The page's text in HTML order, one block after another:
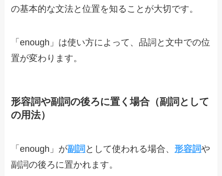
の基本的な文法と位置を知ることが大切です。
「enough」は使い方によって、品詞と文中での位
置が変わります。
形容詞や副詞の後ろに置く場合（副詞として
の用法）
「enough」が副詞 として使われる場合、 形容詞や
副詞の後ろに置かれます。